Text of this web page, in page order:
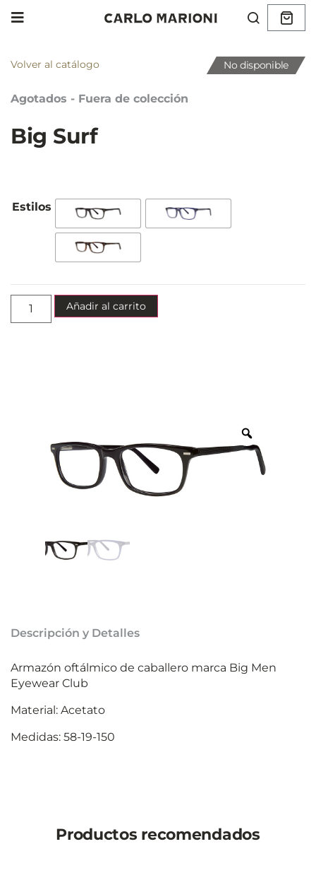
Descripción y Detalles
Armazón oftálmico de caballero marca Big Men
Eyewear Club
Material: Acetato
Medidas: 58-19-150
Volver al catálogo
Agotados - Fuera de colección
Big Surf
No disponible
Añadir al carrito
Productos recomendados